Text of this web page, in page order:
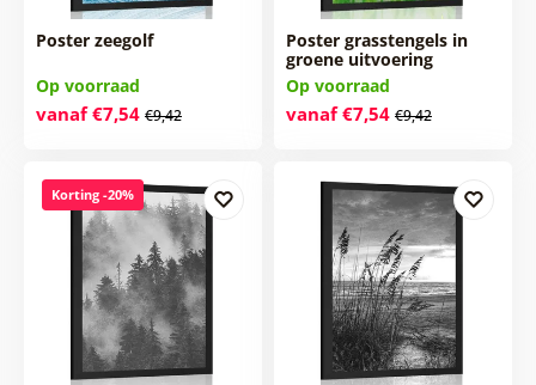
Poster zeegolf
Op voorraad
vanaf €7,54 €9,42
Poster grasstengels in
groene uitvoering
Op voorraad
vanaf €7,54 €9,42
Korting -20%